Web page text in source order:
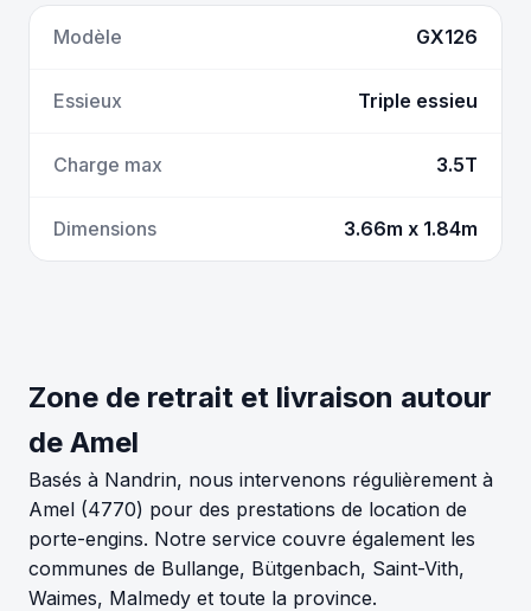
Modèle GX126
Essieux Triple essieu
Charge max 3.5T
Dimensions 3.66m x 1.84m
Zone de retrait et livraison autour
de Amel
Basés à Nandrin, nous intervenons régulièrement à
Amel (4770) pour des prestations de location de
porte-engins. Notre service couvre également les
communes de Bullange, Bütgenbach, Saint-Vith,
Waimes, Malmedy et toute la province.